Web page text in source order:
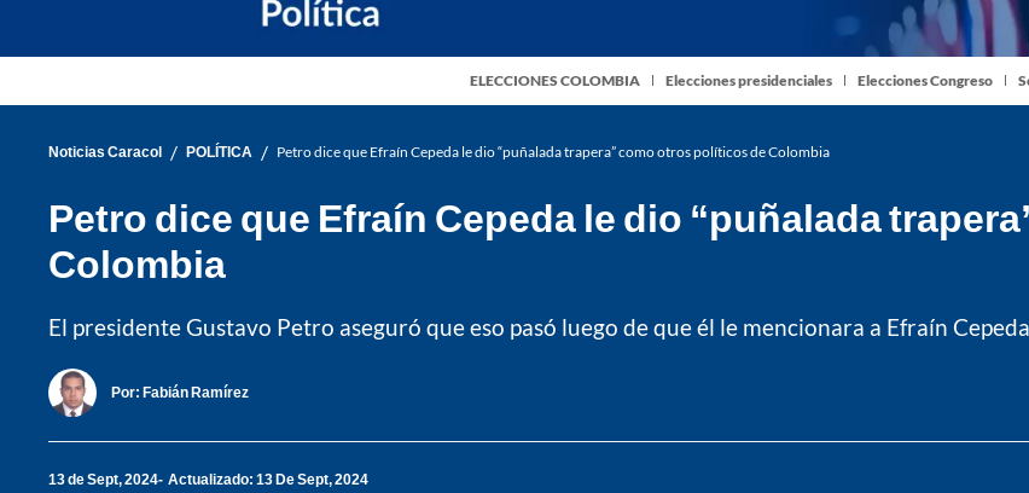
ELECCIONES COLOMBIA Elecciones presidenciales Elecciones Congreso
Noticias Caracol / POLÍTICA / Petro dice que Efraín Cepeda le dio “puñalada trapera” como otros políticos de Colombia
Petro dice que Efraín Cepeda le dio “puñalada
Colombia
El presidente Gustavo Petro aseguró que eso pasó luego de que él le mencionara a Efraín
Por: Fabián Ramírez
13 de Sept, 2024 Actualizado: 13 De Sept, 2024